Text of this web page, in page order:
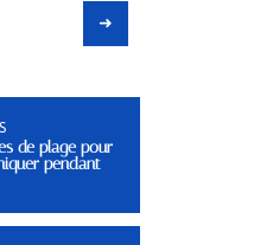
de plage pour
pendant